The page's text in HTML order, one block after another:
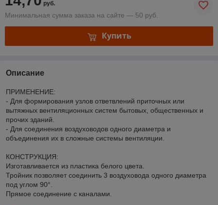
руб.
Минимальная сумма заказа на сайте — 50 руб.
Купить
Описание
ПРИМЕНЕНИЕ:
- Для формирования узлов ответвлений приточных или
вытяжных вентиляционных систем бытовых, общественных и
прочих зданий.
- Для соединения воздуховодов одного диаметра и
объединения их в сложные системы вентиляции.
КОНСТРУКЦИЯ:
Изготавливается из пластика белого цвета.
Тройник позволяет соединить 3 воздуховода одного диаметра
под углом 90°.
Прямое соединение с каналами.